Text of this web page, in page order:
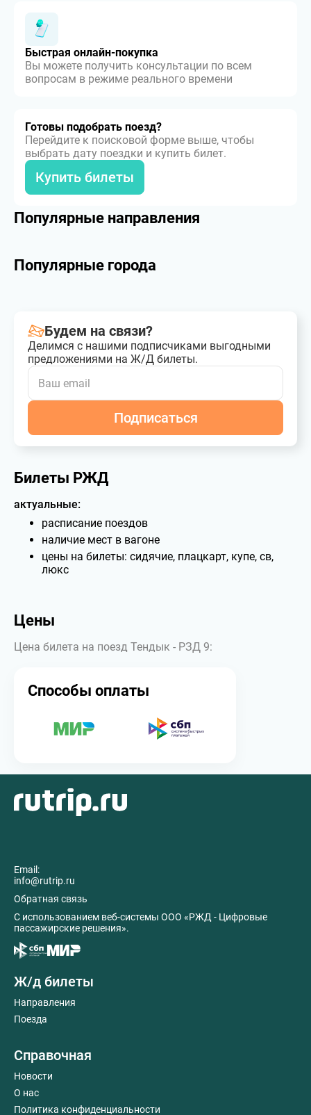
Быстрая онлайн-покупка
Вы можете получить консультации по всем
вопросам в режиме реального времени
Готовы подобрать поезд?
Перейдите к поисковой форме выше, чтобы
выбрать дату поездки и купить билет.
Купить билеты
Популярные направления
Популярные города
Будем на связи?
Делимся с нашими подписчиками выгодными
предложениями на Ж/Д билеты.
Подписаться
Билеты РЖД
актуальные:
расписание поездов
наличие мест в вагоне
цены на билеты: сидячие, плацкарт, купе, св,
люкс
Цены
Цена билета на поезд Тендык - РЗД 9:
Способы оплаты
Email:
info@rutrip.ru
Обратная связь
C использованием веб-системы ООО «РЖД - Цифровые
пассажирские решения».
Ж/д билеты
Направления
Поезда
Справочная
Новости
О нас
Политика конфиденциальности